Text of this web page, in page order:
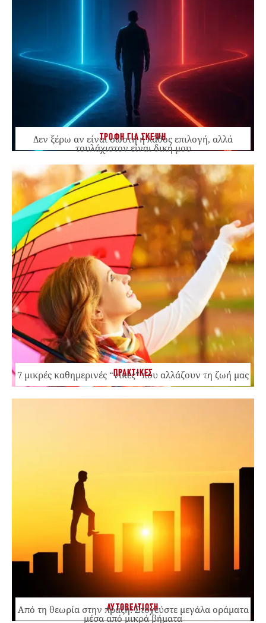
ΤΡΟΦΗ ΓΙΑ ΣΚΕΨΗ
Δεν ξέρω αν είναι σωστή ή λάθος επιλογή, αλλά
τουλάχιστον είναι δική μου
ΠΡΑΚΤΙΚΕΣ
7 μικρές καθημερινές “νίκες” που αλλάζουν τη ζωή μας
ΑΥΤΟΒΕΛΤΙΩΣΗ
Από τη θεωρία στην πράξη: Στοχεύστε μεγάλα οράματα
μέσα από μικρά βήματα